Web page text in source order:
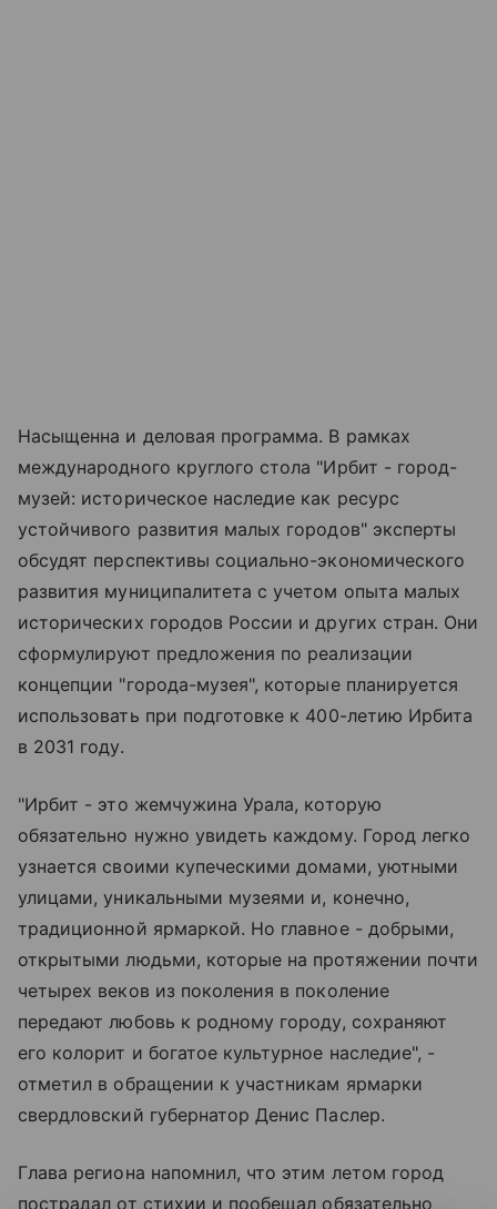
Насыщенна и деловая программа. В рамках
международного круглого стола "Ирбит - город-
музей: историческое наследие как ресурс
устойчивого развития малых городов" эксперты
обсудят перспективы социально-экономического
развития муниципалитета с учетом опыта малых
исторических городов России и других стран. Они
сформулируют предложения по реализации
концепции "города-музея", которые планируется
использовать при подготовке к 400-летию Ирбита
в 2031 году.
"Ирбит - это жемчужина Урала, которую
обязательно нужно увидеть каждому. Город легко
узнается своими купеческими домами, уютными
улицами, уникальными музеями и, конечно,
традиционной ярмаркой. Но главное - добрыми,
открытыми людьми, которые на протяжении почти
четырех веков из поколения в поколение
передают любовь к родному городу, сохраняют
его колорит и богатое культурное наследие", -
отметил в обращении к участникам ярмарки
свердловский губернатор Денис Паслер.
Глава региона напомнил, что этим летом город
пострадал от стихии и пообещал обязательно